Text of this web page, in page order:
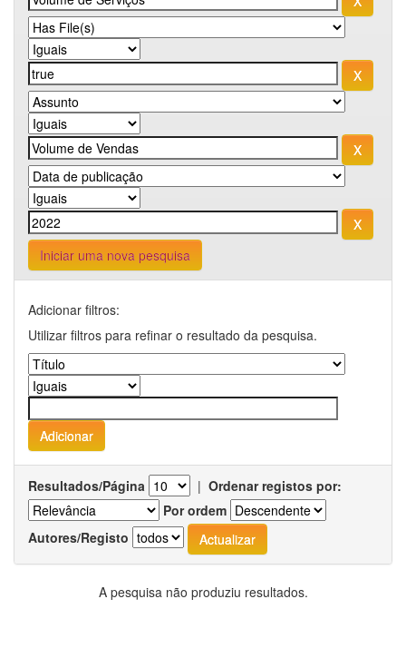
Iniciar uma nova pesquisa
Adicionar filtros:
Utilizar filtros para refinar o resultado da pesquisa.
Resultados/Página | Ordenar registos por:
Por ordem
Autores/Registo
A pesquisa não produziu resultados.